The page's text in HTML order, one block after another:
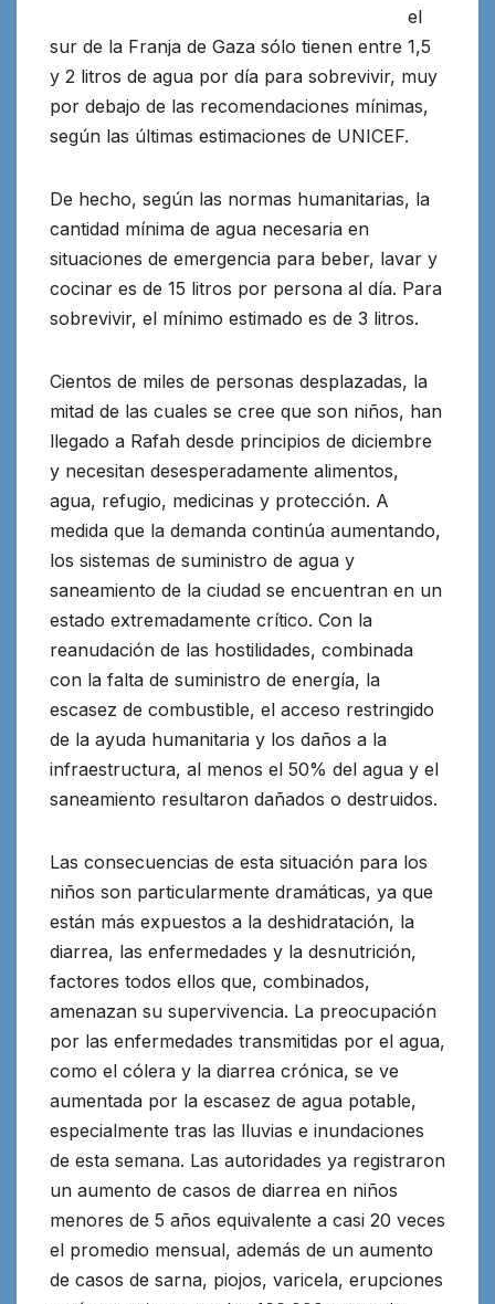
el
sur de la Franja de Gaza sólo tienen entre 1,5
y 2 litros de agua por día para sobrevivir, muy
por debajo de las recomendaciones mínimas,
según las últimas estimaciones de UNICEF.
De hecho, según las normas humanitarias, la
cantidad mínima de agua necesaria en
situaciones de emergencia para beber, lavar y
cocinar es de 15 litros por persona al día. Para
sobrevivir, el mínimo estimado es de 3 litros.
Cientos de miles de personas desplazadas, la
mitad de las cuales se cree que son niños, han
llegado a Rafah desde principios de diciembre
y necesitan desesperadamente alimentos,
agua, refugio, medicinas y protección. A
medida que la demanda continúa aumentando,
los sistemas de suministro de agua y
saneamiento de la ciudad se encuentran en un
estado extremadamente crítico. Con la
reanudación de las hostilidades, combinada
con la falta de suministro de energía, la
escasez de combustible, el acceso restringido
de la ayuda humanitaria y los daños a la
infraestructura, al menos el 50% del agua y el
saneamiento resultaron dañados o destruidos.
Las consecuencias de esta situación para los
niños son particularmente dramáticas, ya que
están más expuestos a la deshidratación, la
diarrea, las enfermedades y la desnutrición,
factores todos ellos que, combinados,
amenazan su supervivencia. La preocupación
por las enfermedades transmitidas por el agua,
como el cólera y la diarrea crónica, se ve
aumentada por la escasez de agua potable,
especialmente tras las lluvias e inundaciones
de esta semana. Las autoridades ya registraron
un aumento de casos de diarrea en niños
menores de 5 años equivalente a casi 20 veces
el promedio mensual, además de un aumento
de casos de sarna, piojos, varicela, erupciones